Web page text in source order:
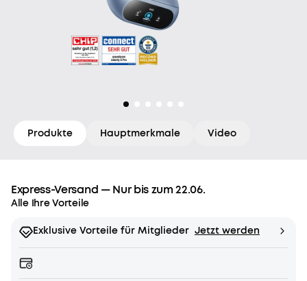
Produkte Hauptmerkmale Video
Express-Versand — Nur bis zum 22.06.
Alle Ihre Vorteile
Exklusive Vorteile für Mitglieder Jetzt werden